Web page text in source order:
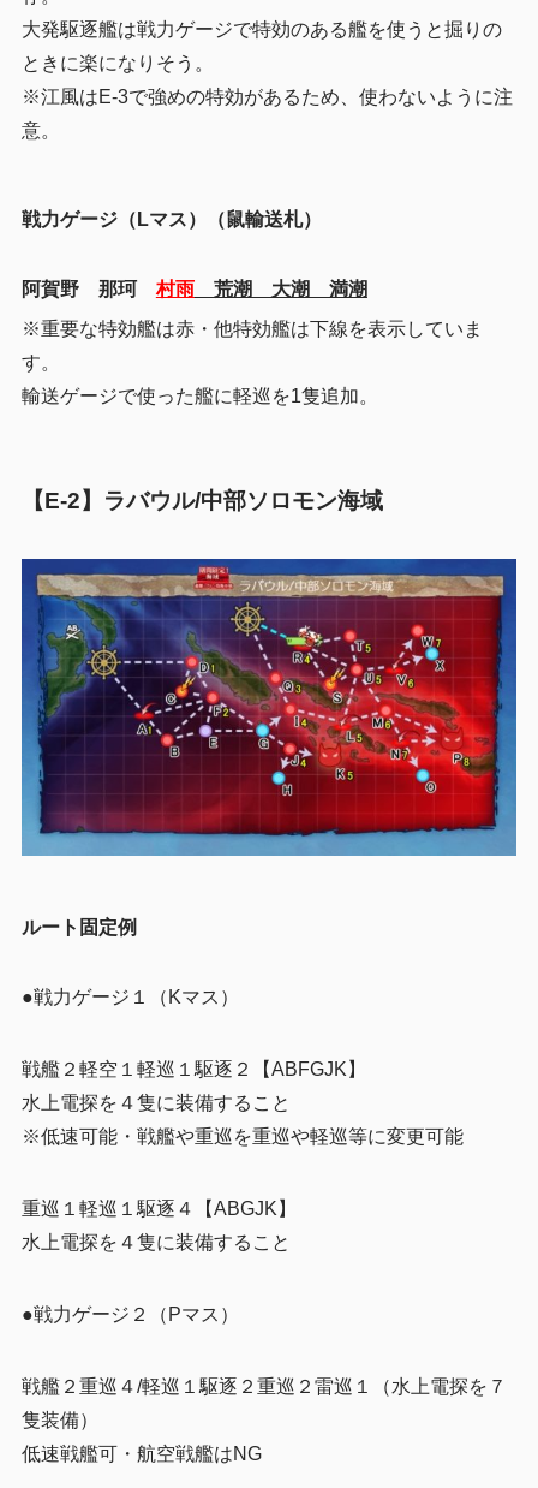
大発駆逐艦は戦力ゲージで特効のある艦を使うと掘りの
ときに楽になりそう。
※江風はE-3で強めの特効があるため、使わないように注
意。
戦力ゲージ（Lマス）（鼠輸送札）
阿賀野 那珂村雨荒潮 大潮 満潮
※重要な特効艦は赤・他特効艦は下線を表示していま
す。
輸送ゲージで使った艦に軽巡を1隻追加。
【E-2】ラバウル/中部ソロモン海域
ルート固定例
●戦力ゲージ１（Kマス）
戦艦２軽空１軽巡１駆逐２【ABFGJK】
水上電探を４隻に装備すること
※低速可能・戦艦や重巡を重巡や軽巡等に変更可能
重巡１軽巡１駆逐４【ABGJK】
水上電探を４隻に装備すること
●戦力ゲージ２（Pマス）
戦艦２重巡４/軽巡１駆逐２重巡２雷巡１（水上電探を７
隻装備）
低速戦艦可・航空戦艦はNG